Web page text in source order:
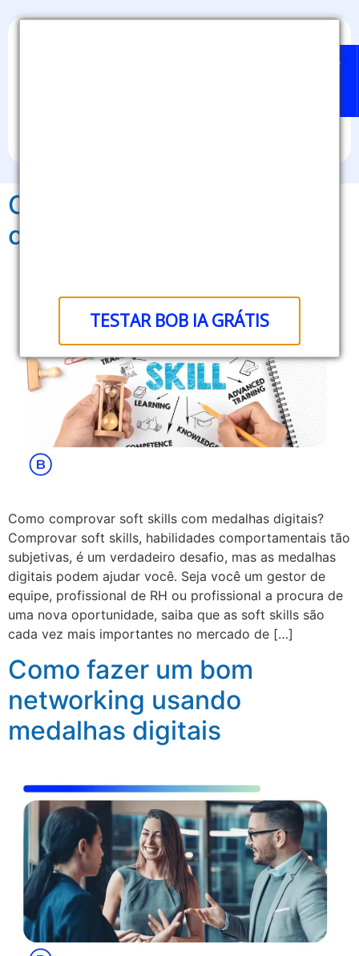
TESTAR BOB IA GRÁTIS
Sobre
Como comprovar soft skills
com medalhas digitais?
Como comprovar soft skills com medalhas digitais?
Comprovar soft skills, habilidades comportamentais tão
subjetivas, é um verdadeiro desafio, mas as medalhas
digitais podem ajudar você. Seja você um gestor de
equipe, profissional de RH ou profissional a procura de
uma nova oportunidade, saiba que as soft skills são
cada vez mais importantes no mercado de […]
Como fazer um bom
networking usando
medalhas digitais